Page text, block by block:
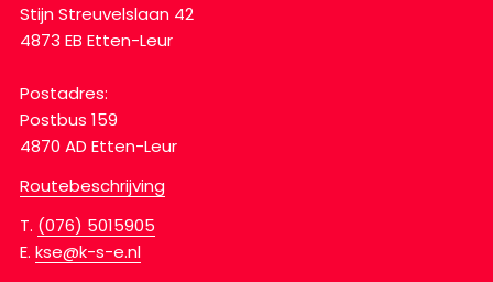
Stijn Streuvelslaan 42
4873 EB Etten-Leur
Postadres:
Postbus 159
4870 AD Etten-Leur
Routebeschrijving
T. (076) 5015905
E. kse@k-s-e.nl